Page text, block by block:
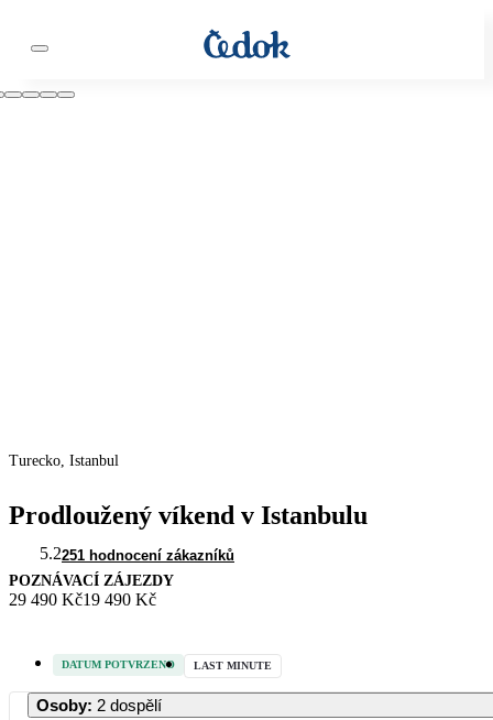
Turecko, Istanbul
Prodloužený víkend v Istanbulu
5.2251 hodnocení zákazníků
POZNÁVACÍ ZÁJEZDY
29 490 Kč19 490 Kč
DATUM POTVRZENO LAST MINUTE
Osoby: 2 dospělí